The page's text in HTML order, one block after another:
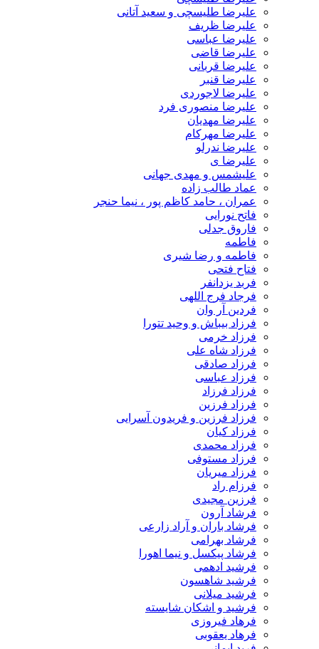
علیرضا طلیسچی و سعید آتانی
علیرضا ظریف
علیرضا عباسی
علیرضا قاضی
علیرضا قربانی
علیرضا قنبر
علیرضا لاجوردی
علیرضا منصوری فرد
علیرضا مهدیان
علیرضا مهرکام
علیرضا ندرلو
علیرضا ی
علیشمس و مهدی جهانی
عماد طالب زاده
عمران ، حامد کاظم پور ، نیما حنجر
فاتح نورایی
فاروق جدلی
فاطمه
فاطمه و رضا شیری
فتاح فتحی
فربد یزدانفر
فرجاد فرج اللهی
فردین آر وان
فرزاد بیباش و وحید تتورا
فرزاد خرمی
فرزاد شاه علی
فرزاد صادقی
فرزاد عباسی
فرزاد فرزاد
فرزاد فرزین
فرزاد فرزین و فریدون آسرایی
فرزاد کیان
فرزاد محمدی
فرزاد مستوفی
فرزاد میریان
فرزام راد
فرزین مجیدی
فرشاد آرون
فرشاد باران و آراد زارعی
فرشاد بهرامی
فرشاد پیکسل و نیما اهورا
فرشید ادهمی
فرشید شاهسون
فرشید میلانی
فرشید و اشکان شایسته
فرهاد فیروزی
فرهاد یعقوبی